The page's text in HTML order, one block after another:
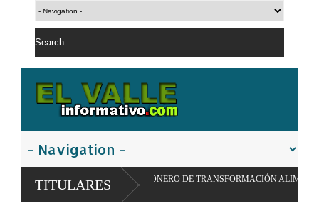
TITULARES
MODELO PIONERO DE TRANSFORMACIÓN ALIMENTARIA Y REDES